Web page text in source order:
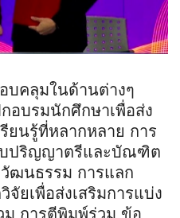
บคลุมในด้านต่างๆ
อบรมนักศึกษาเพื่อส่ง
ยนรู้ที่หลากหลาย การ
บปริญญาตรีและบัณฑิต
ฒนธรรม การแลก
ยเพื่อส่งเสริมการแบ่ง
ม การตีพิมพ์ร่วม ข้อ